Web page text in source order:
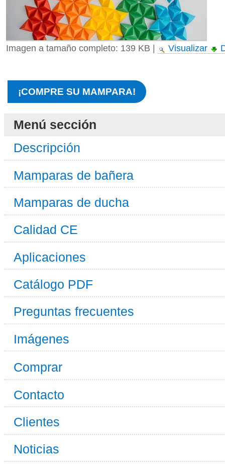
Imagen a tamaño completo: 139 KB Visualizar
¡COMPRE SU MAMPARA!
Menú sección
Descripción
Mamparas de bañera
Mamparas de ducha
Calidad CE
Aplicaciones
Catálogo PDF
Preguntas frecuentes
Imágenes
Comprar
Contacto
Clientes
Noticias